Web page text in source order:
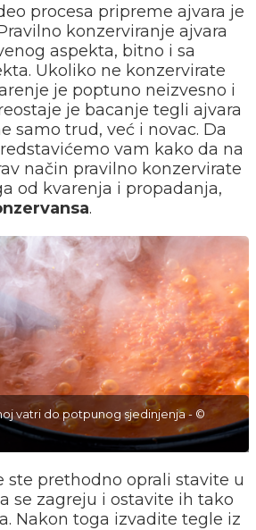
procesa pripreme ajvara je
konzerviranje ajvara
aspekta, bitno i sa
Ukoliko ne konzervirate
je poptuno neizvesno i
je bacanje tegli ajvara
samo trud, već i novac. Da
vam kako da na
način pravilno konzervirate
od kvarenja i propadanja,
.
vatri do potpunog sjedinjenja - ©
ste prethodno oprali stavite u
se zagreju i ostavite ih tako
Nakon toga izvadite tegle iz